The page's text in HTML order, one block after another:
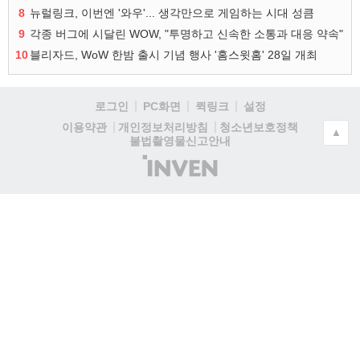
8 뉴럴링크, 이번엔 '와우'... 생각만으로 게임하는 시대 성큼
9 각종 버그에 시달린 WOW, "투명하고 신속한 소통과 대응 약속"
10블리자드, WoW 한밤 출시 기념 행사 '홈스윗홈' 28일 개최
로그인 PC화면 퀵링크
설정
이용약관
개인정보처리방침
청소년보호정책
불법촬영물신고안내
(주)
인
▲